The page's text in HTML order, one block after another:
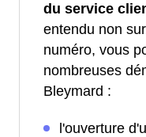
du service
entendu non
numéro, vous
nombreuses
Bleymard :
l'ouverture